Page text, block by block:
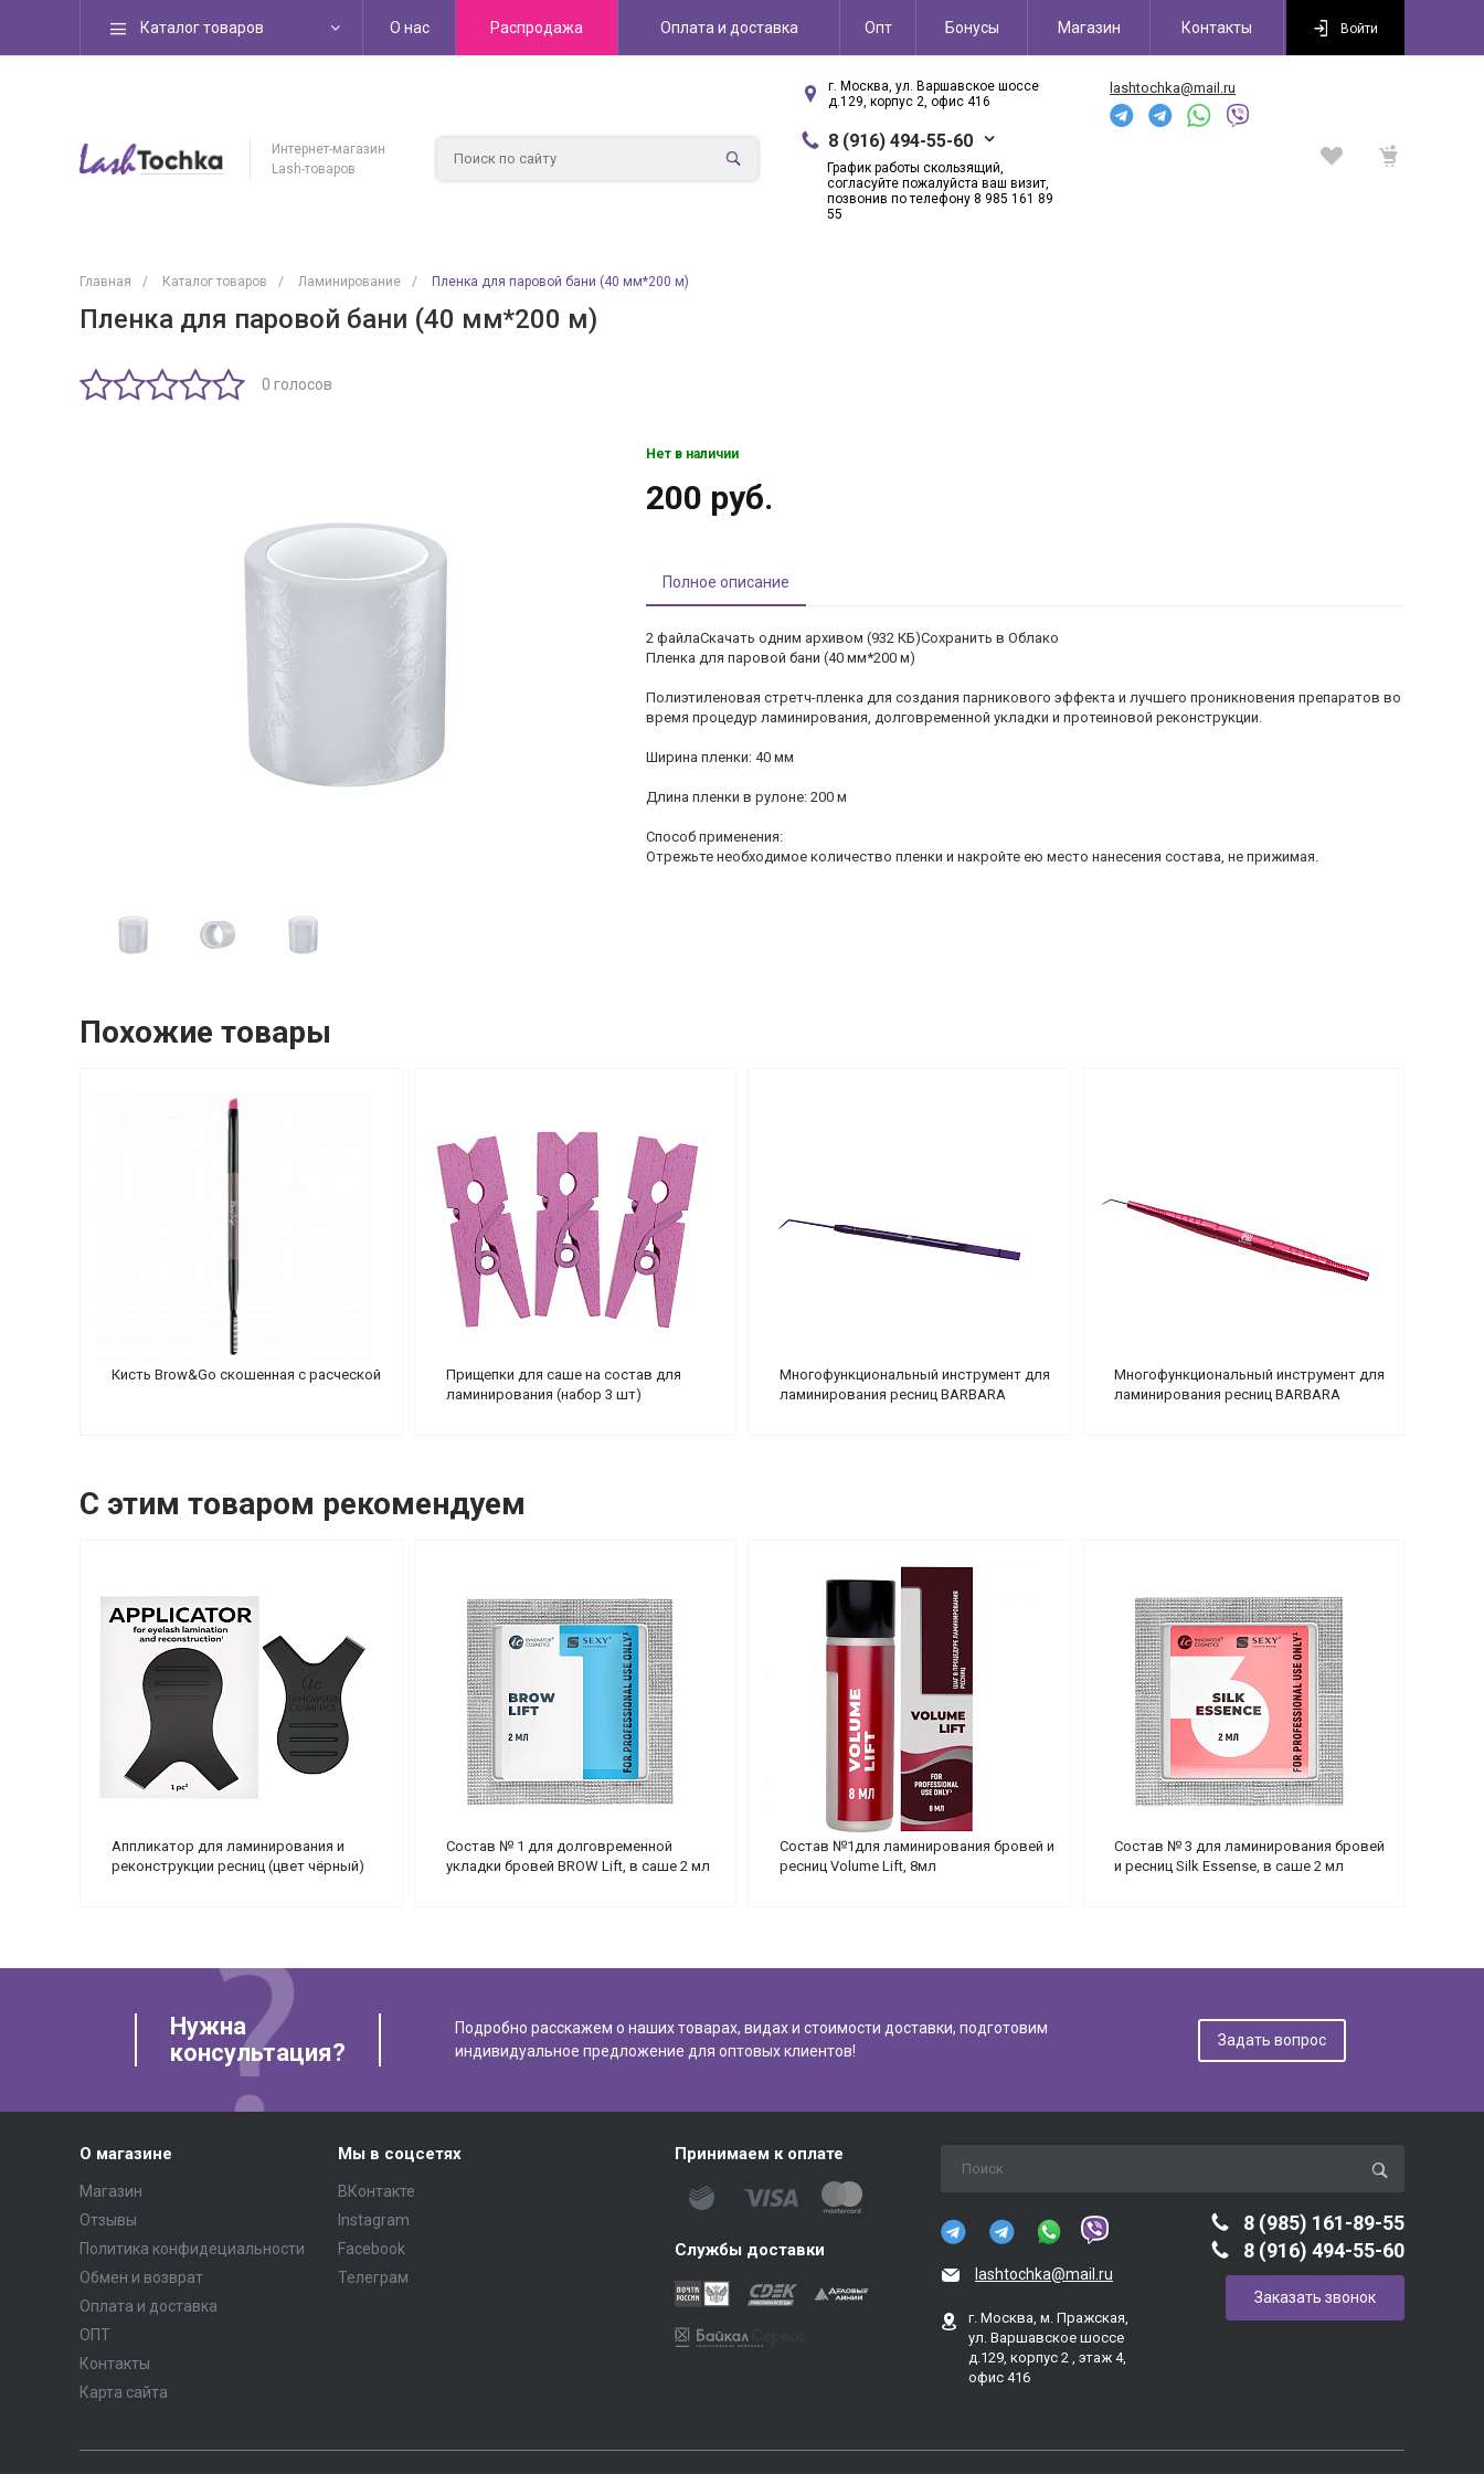
Каталог товаров О нас Распродажа Оплата и доставка Опт Бонусы Магазин Контакты Войти
Интернет-магазин
Lash-товаров
г. Москва, ул. Варшавское шоссе
д.129, корпус 2, офис 416
8 (916) 494-55-60
График работы скользящий,
согласуйте пожалуйста ваш визит,
позвонив по телефону 8 985 161 89
55
lashtochka@mail.ru
Главная / Каталог товаров / Ламинирование / Пленка для паровой бани (40 мм*200 м)
Пленка для паровой бани (40 мм*200 м)
0 голосов
Нет в наличии
200 руб.
Полное описание
2 файлаСкачать одним архивом (932 КБ)Сохранить в Облако
Пленка для паровой бани (40 мм*200 м)
Полиэтиленовая стретч-пленка для создания парникового эффекта и лучшего проникновения препаратов во
время процедур ламинирования, долговременной укладки и протеиновой реконструкции.
Ширина пленки: 40 мм
Длина пленки в рулоне: 200 м
Способ применения:
Отрежьте необходимое количество пленки и накройте ею место нанесения состава, не прижимая.
Похожие товары
Кисть Brow&Go скошенная с расческой
Прищепки для саше на состав для
ламинирования (набор 3 шт)
Многофункциональный инструмент для
ламинирования ресниц BARBARA
Многофункциональный инструмент для
ламинирования ресниц BARBARA
С этим товаром рекомендуем
Аппликатор для ламинирования и
реконструкции ресниц (цвет чёрный)
Состав № 1 для долговременной
укладки бровей BROW Lift, в саше 2 мл
Состав №1для ламинирования бровей и
ресниц Volume Lift, 8мл
Состав № 3 для ламинирования бровей
и ресниц Silk Essense, в саше 2 мл
Нужна
консультация?
Подробно расскажем о наших товарах, видах и стоимости доставки, подготовим
индивидуальное предложение для оптовых клиентов!
Задать вопрос
О магазине
Магазин
Отзывы
Политика конфидециальности
Обмен и возврат
Оплата и доставка
ОПТ
Контакты
Карта сайта
Мы в соцсетях
ВКонтакте
Instagram
Facebook
Телеграм
Принимаем к оплате
Службы доставки
lashtochka@mail.ru
г. Москва, м. Пражская,
ул. Варшавское шоссе
д.129, корпус 2 , этаж 4,
офис 416
8 (985) 161-89-55
8 (916) 494-55-60
Заказать звонок